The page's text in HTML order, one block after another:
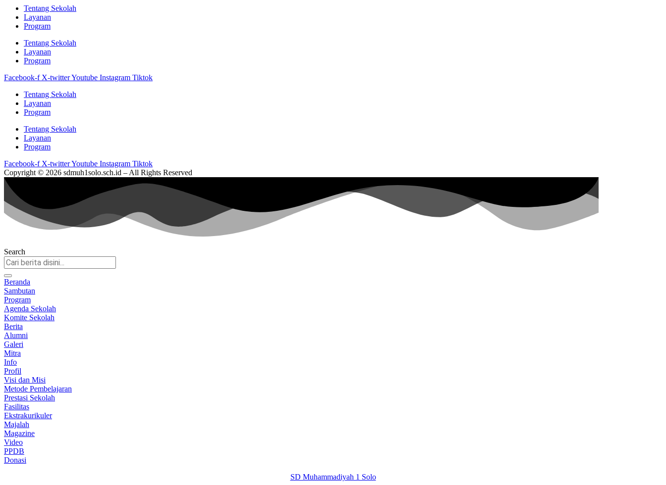
Tentang Sekolah
Layanan
Program
Tentang Sekolah
Layanan
Program
Facebook-f X-twitterYoutube Instagram Tiktok
Tentang Sekolah
Layanan
Program
Tentang Sekolah
Layanan
Program
Facebook-f X-twitterYoutube Instagram Tiktok
Copyright © 2026 sdmuh1solo.sch.id – All Rights Reserved
Search
Beranda
Sambutan
Program
Agenda Sekolah
Komite Sekolah
Berita
Alumni
Galeri
Mitra
Info
Profil
Visi dan Misi
Metode Pembelajaran
Prestasi Sekolah
Fasilitas
Ekstrakurikuler
Majalah
Magazine
Video
PPDB
Donasi
SD Muhammadiyah 1 Solo